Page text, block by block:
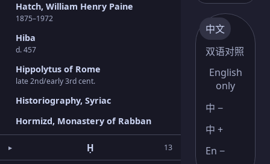
Hatch, William Henry Paine
1875–1972
Hiba
d. 457
Hippolytus of Rome
late 2nd/early 3rd cent.
Historiography, Syriac
Hormizd, Monastery of Rabban
Ḥ 13
中文
双语对照
English
only
中 −
中 +
En −